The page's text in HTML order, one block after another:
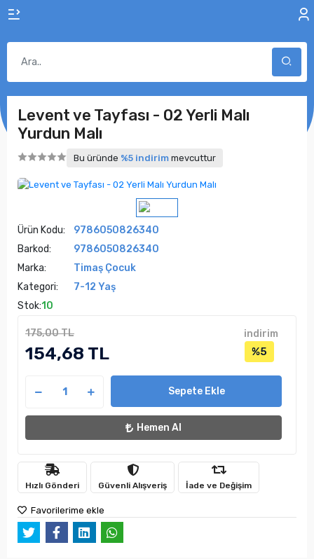
Levent ve Tayfası - 02 Yerli Malı
Yurdun Malı
Bu üründe %5 indirim mevcuttur
Ürün Kodu:
9786050826340
Barkod:
9786050826340
Marka:
Timaş Çocuk
Kategori:
7-12 Yaş
Stok:10
175,00 TL
154,68 TL
indirim
%5
Sepete Ekle
Hemen Al
Hızlı Gönderi Güvenli Alışveriş İade ve Değişim
Favorilerime ekle